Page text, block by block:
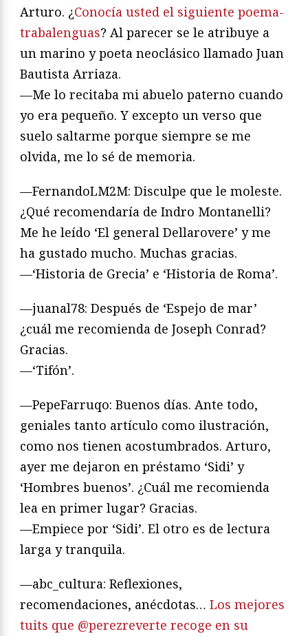
Arturo. ¿Conocía usted el siguiente poema-
trabalenguas? Al parecer se le atribuye a
un marino y poeta neoclásico llamado Juan
Bautista Arriaza.
—Me lo recitaba mi abuelo paterno cuando
yo era pequeño. Y excepto un verso que
suelo saltarme porque siempre se me
olvida, me lo sé de memoria.
—FernandoLM2M: Disculpe que le moleste.
¿Qué recomendaría de Indro Montanelli?
Me he leído ‘El general Dellarovere’ y me
ha gustado mucho. Muchas gracias.
—‘Historia de Grecia’ e ‘Historia de Roma’.
—juanal78: Después de ‘Espejo de mar’
¿cuál me recomienda de Joseph Conrad?
Gracias.
—‘Tifón’.
—PepeFarruqo: Buenos días. Ante todo,
geniales tanto artículo como ilustración,
como nos tienen acostumbrados. Arturo,
ayer me dejaron en préstamo ‘Sidi’ y
‘Hombres buenos’. ¿Cuál me recomienda
lea en primer lugar? Gracias.
—Empiece por ‘Sidi’. El otro es de lectura
larga y tranquila.
—abc_cultura: Reflexiones,
recomendaciones, anécdotas… Los mejores
tuits que @perezreverte recoge en su